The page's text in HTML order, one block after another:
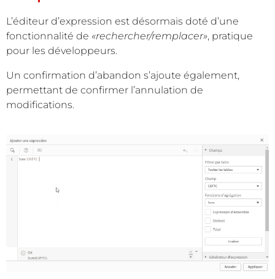
L’éditeur d’expression est désormais doté d’une
fonctionnalité de «rechercher/remplacer», pratique
pour les développeurs.
Un confirmation d’abandon s’ajoute également,
permettant de confirmer l’annulation de
modifications.